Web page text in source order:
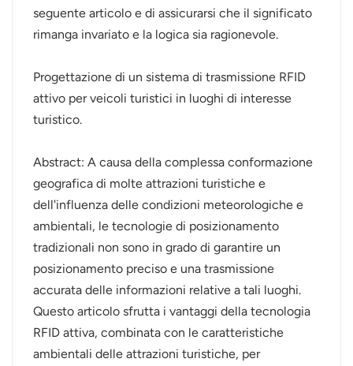
عربي
한국어
Ελληνικά
Melayu
Polski
แบบไทย
Tiếng Việt
Indonesia
seguente articolo e di assicurarsi che il significato
rimanga invariato e la logica sia ragionevole.
Progettazione di un sistema di trasmissione RFID
attivo per veicoli turistici in luoghi di interesse
turistico.
Abstract: A causa della complessa conformazione
geografica di molte attrazioni turistiche e
dell'influenza delle condizioni meteorologiche e
ambientali, le tecnologie di posizionamento
tradizionali non sono in grado di garantire un
posizionamento preciso e una trasmissione
accurata delle informazioni relative a tali luoghi.
Questo articolo sfrutta i vantaggi della tecnologia
RFID attiva, combinata con le caratteristiche
ambientali delle attrazioni turistiche, per